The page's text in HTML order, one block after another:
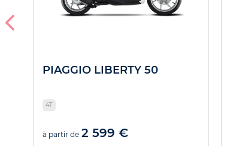
PIAGGIO LIBERTY 50
4T
à partir de 2 599 €